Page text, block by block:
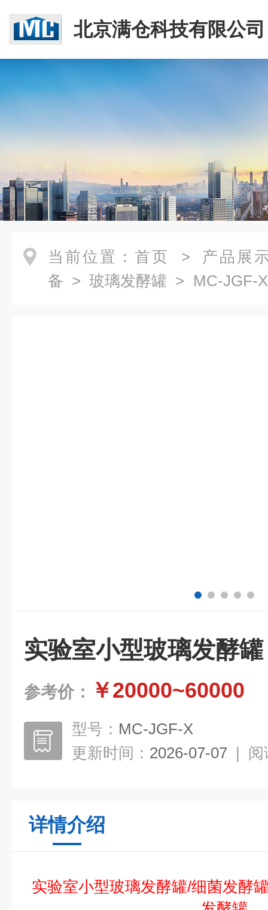
北京满仓科技有限公司
当前位置： 首页 > 产品展
备 > 玻璃发酵罐 > MC-JGF-
实验室小型玻璃发酵
参考价： ￥20000~60000
型号： MC-JGF-X
更新时间： 2026-07-07 | 阅
详情介绍
实验室小型玻璃发酵罐/细菌发酵